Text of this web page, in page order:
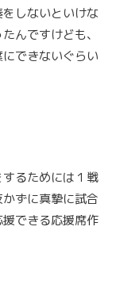
しないといけな
んですけども、
できないぐらい
るためには１戦
ずに真摯に試合
できる応援席作